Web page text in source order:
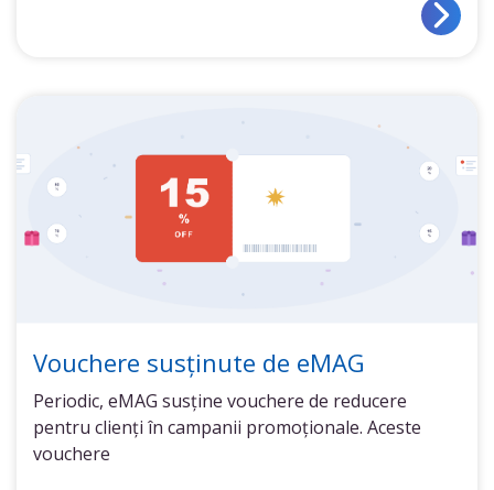
Vouchere susținute de eMAG
Periodic, eMAG susține vouchere de reducere
pentru clienți în campanii promoționale. Aceste
vouchere